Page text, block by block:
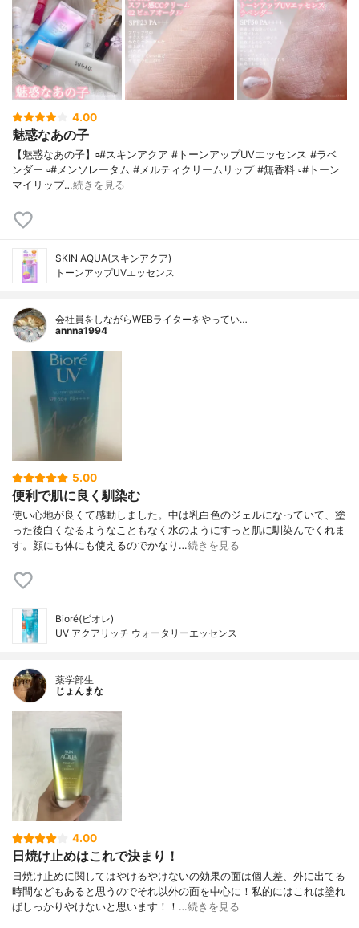
4.00
魅惑なあの子
【魅惑なあの子】▫️#スキンアクア #トーンアップUVエッセンス #ラベ
ンダー ▫️#メンソレータム #メルティクリームリップ #無香料 ▫️#トーン
マイリップ…続きを見る
SKIN AQUA(スキンアクア)
トーンアップUVエッセンス
会社員をしながらWEBライターをやってい…
annna1994
5.00
便利で肌に良く馴染む
使い心地が良くて感動しました。中は乳白色のジェルになっていて、塗
った後白くなるようなこともなく水のようにすっと肌に馴染んでくれま
す。顔にも体にも使えるのでかなり…続きを見る
Bioré(ビオレ)
UV アクアリッチ ウォータリーエッセンス
薬学部生
じょんまな
4.00
日焼け止めはこれで決まり！
日焼け止めに関してはやけるやけないの効果の面は個人差、外に出てる
時間などもあると思うのでそれ以外の面を中心に！私的にはこれは塗れ
ばしっかりやけないと思います！！…続きを見る